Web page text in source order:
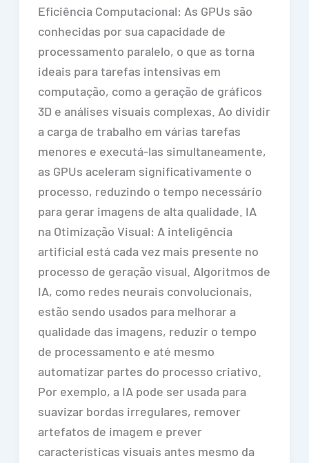
Eficiência Computacional: As GPUs são
conhecidas por sua capacidade de
processamento paralelo, o que as torna
ideais para tarefas intensivas em
computação, como a geração de gráficos
3D e análises visuais complexas. Ao dividir
a carga de trabalho em várias tarefas
menores e executá-las simultaneamente,
as GPUs aceleram significativamente o
processo, reduzindo o tempo necessário
para gerar imagens de alta qualidade. IA
na Otimização Visual: A inteligência
artificial está cada vez mais presente no
processo de geração visual. Algoritmos de
IA, como redes neurais convolucionais,
estão sendo usados para melhorar a
qualidade das imagens, reduzir o tempo
de processamento e até mesmo
automatizar partes do processo criativo.
Por exemplo, a IA pode ser usada para
suavizar bordas irregulares, remover
artefatos de imagem e prever
características visuais antes mesmo da